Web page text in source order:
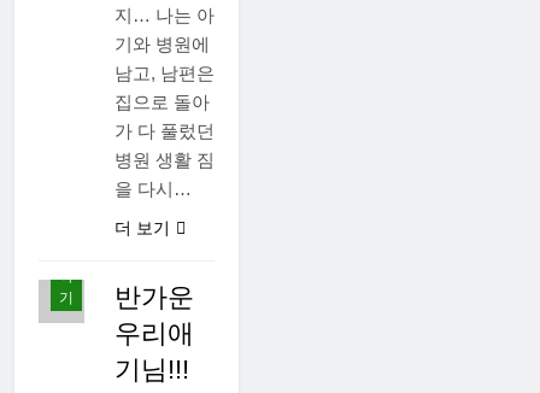
지… 나는 아
기와 병원에
남고, 남편은
집으로 돌아
가 다 풀렀던
병원 생활 짐
을 다시…
더 보기
야
기
반가운
우리애
기님!!!